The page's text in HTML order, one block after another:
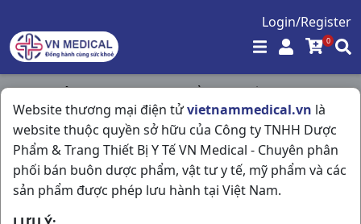
Login/Register
0
Website thương mại điện tửvietnammedical.vn là
website thuộc quyền sở hữu của Công ty TNHH Dược
Phẩm & Trang Thiết Bị Y Tế VN Medical - Chuyên phân
phối bán buôn dược phẩm, vật tư y tế, mỹ phẩm và các
sản phẩm được phép lưu hành tại Việt Nam.
Trang chủ / Tim Mạch - Lợi Tiểu- Nội Tiết /
Erilcar 5mg H30vn Pymepharco